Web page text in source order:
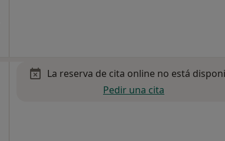
La reserva de cita online no está
Pedir una cita